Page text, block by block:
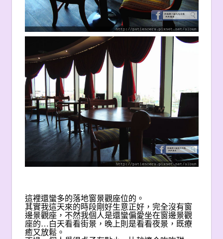
這裡還蠻多的落地窗景觀座位的。
其實我這天來的時段剛好生意正好，完全沒有窗
邊景觀座，不然我個人是還蠻偏愛坐在窗邊景觀
座的…白天看看街景，晚上則是看看夜景，既療
癒又放鬆。